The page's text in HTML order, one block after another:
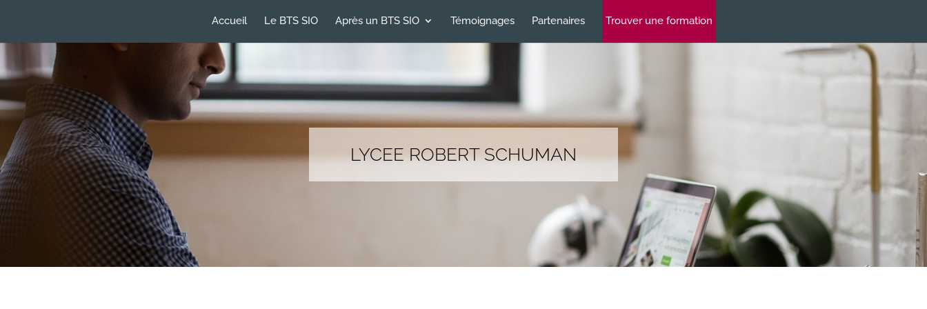
Accueil Le BTS SIO Après un BTS SIO Témoignages Partenaires Trouver une formation
LYCEE ROBERT SCHUMAN